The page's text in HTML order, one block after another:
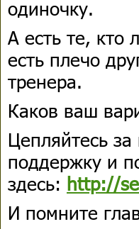
одиночку.
А есть те, кто
есть плечо
тренера.
Каков ваш
Цепляйтесь
поддержку и
здесь: http://
И помните